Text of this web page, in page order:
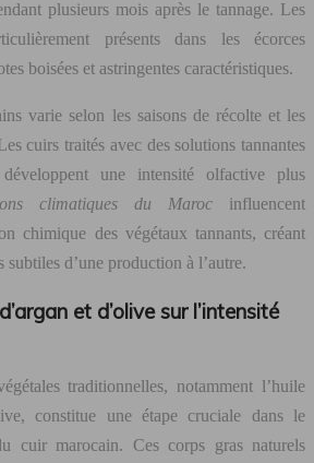
plusieurs mois après le tannage. Les
présents dans les écorces
boisées et astringentes caractéristiques.
varie selon les saisons de récolte et les
cuirs traités avec des solutions tannantes
développent une intensité olfactive plus
climatiques du Maroc influencent
chimique des végétaux tannants, créant
subtiles d’une production à l’autre.
et d’olive sur l’intensité
traditionnelles, notamment l’huile
constitue une étape cruciale dans le
cuir marocain. Ces corps gras naturels